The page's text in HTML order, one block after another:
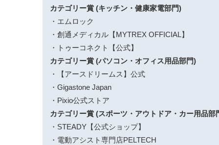
カテゴリー賞 (キッチン・健康家電部門)
・エムロック
・創通メディカル【MYTREX OFFICIAL】
・トゥーコネクト【公式】
カテゴリー賞 (パソコン・オフィス用品部門)
・【アースドリームス】公式
・Gigastone Japan
・Pixio公式ストア
カテゴリー賞 (スポーツ・アウトドア・カー用品部
・STEADY【公式ショップ】
・電動アシスト専門店PELTECH